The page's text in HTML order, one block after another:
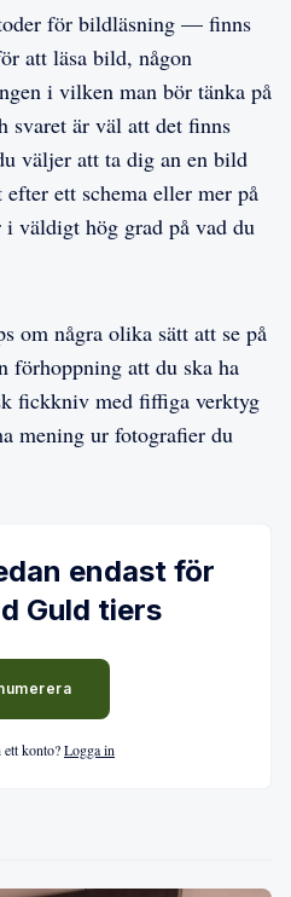
för bildläsning — finns
att läsa bild, någon
i vilken man bör tänka på
svaret är väl att det finns
väljer att ta dig an en bild
ett schema eller mer på
väldigt hög grad på vad du
om några olika sätt att se på
förhoppning att du ska ha
fickkniv med fiffiga verktyg
mening ur fotografier du
endast för
Guld tiers
ett konto?Logga in